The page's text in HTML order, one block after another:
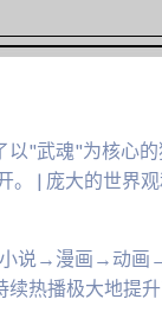
以"武魂"为核心
。 | 庞大的世界
说→漫画→动画→
续热播极大地提